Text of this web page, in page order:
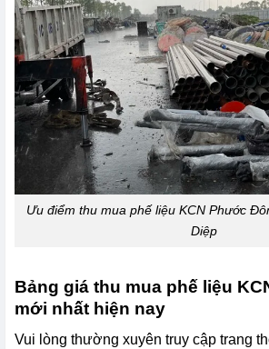
Ưu điểm thu mua phế liệu KCN Phước
Diệp
Bảng giá thu mua phế liệu
mới nhất hiện nay
Vui lòng thường xuyên truy cập trang